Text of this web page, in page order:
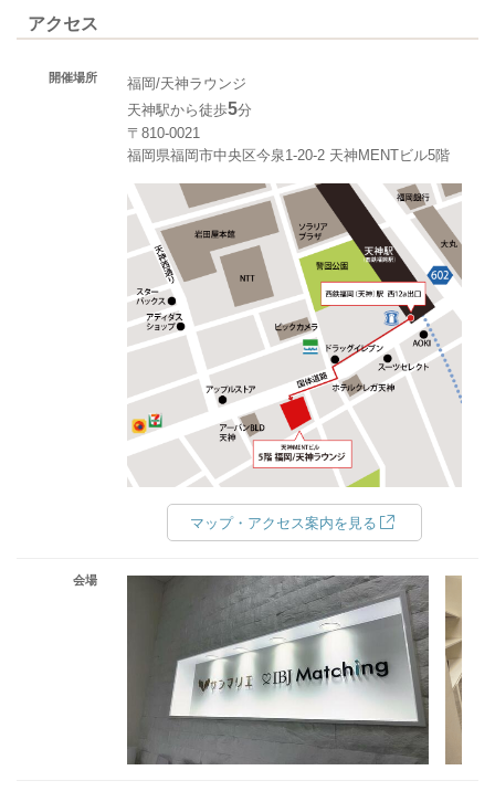
アクセス
開催場所
福岡/天神ラウンジ
天神駅から徒歩5分
〒810-0021
福岡県福岡市中央区今泉1-20-2 天神MENTビル5階
マップ・アクセス案内を見る
会場